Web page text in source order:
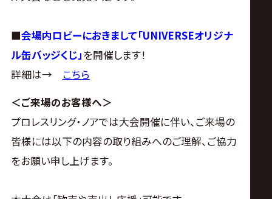
■会場内ロビーにおきまして「UNIVERSEオリジナ
ル缶バッジくじ」を開催します！
詳細は→ こちら
＜ご来場のお客様へ＞
プロレスリング・ノアでは大会開催に伴い、ご来場の
皆様には以下の内容の取り組みへのご理解、ご協力
をお願い申し上げます。